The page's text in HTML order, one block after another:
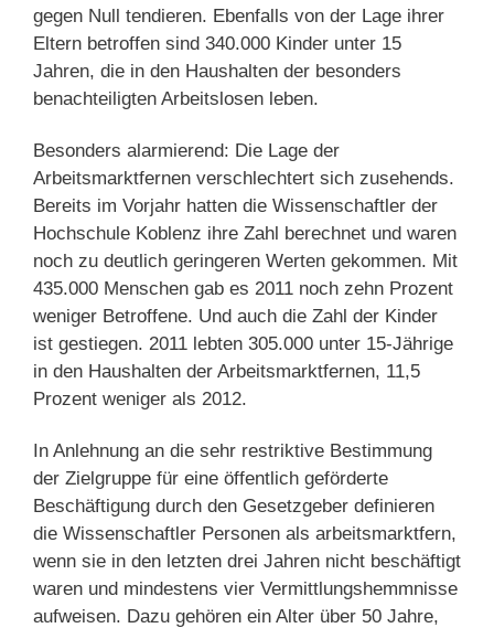
gegen Null tendieren. Ebenfalls von der Lage ihrer
Eltern betroffen sind 340.000 Kinder unter 15
Jahren, die in den Haushalten der besonders
benachteiligten Arbeitslosen leben.
Besonders alarmierend: Die Lage der
Arbeitsmarktfernen verschlechtert sich zusehends.
Bereits im Vorjahr hatten die Wissenschaftler der
Hochschule Koblenz ihre Zahl berechnet und waren
noch zu deutlich geringeren Werten gekommen. Mit
435.000 Menschen gab es 2011 noch zehn Prozent
weniger Betroffene. Und auch die Zahl der Kinder
ist gestiegen. 2011 lebten 305.000 unter 15-Jährige
in den Haushalten der Arbeitsmarktfernen, 11,5
Prozent weniger als 2012.
In Anlehnung an die sehr restriktive Bestimmung
der Zielgruppe für eine öffentlich geförderte
Beschäftigung durch den Gesetzgeber definieren
die Wissenschaftler Personen als arbeitsmarktfern,
wenn sie in den letzten drei Jahren nicht beschäftigt
waren und mindestens vier Vermittlungshemmnisse
aufweisen. Dazu gehören ein Alter über 50 Jahre,